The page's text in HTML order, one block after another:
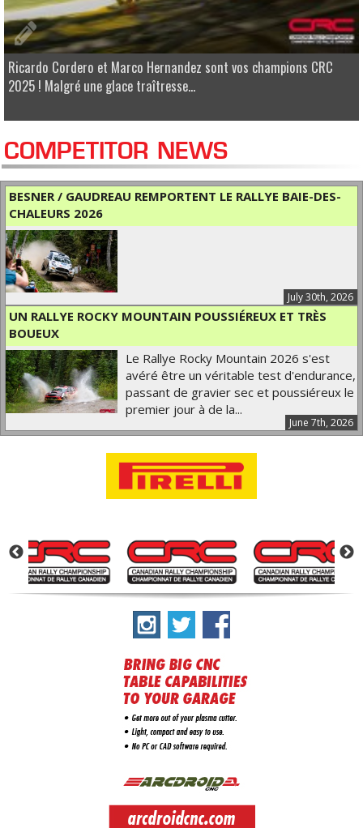
Ricardo Cordero et Marco Hernandez sont vos champions CRC
2025 ! Malgré une glace traîtresse...
COMPETITOR NEWS
BESNER / GAUDREAU REMPORTENT LE RALLYE BAIE-DES-
CHALEURS 2026
July 30th, 2026
UN RALLYE ROCKY MOUNTAIN POUSSIÉREUX ET TRÈS
BOUEUX
June 7th, 2026
Le Rallye Rocky Mountain 2026 s'est
avéré être un véritable test d'endurance,
passant de gravier sec et poussiéreux le
premier jour à de la...